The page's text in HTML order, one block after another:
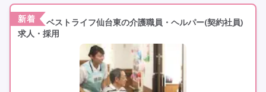
介護職員・ヘルパー 変更
施設形態を選ぶ
その他の条件を選ぶ
新着
ベストライフ仙台東の介護職員・ヘルパー(契約社員)
求人・採用